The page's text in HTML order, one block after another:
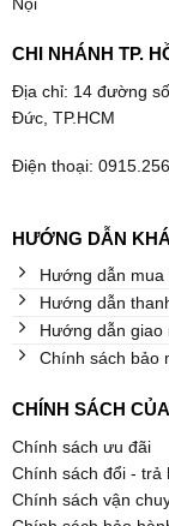
CHI NHÁNH TP.
Địa chỉ: 14 đường
Đức, TP.HCM
Điện thoại:
HƯỚNG DẪN
Hướng dẫn mua
Hướng dẫn
Hướng dẫn giao
Chính sách bảo
CHÍNH SÁCH
Chính sách ưu đãi
Chính sách đổi - trả
Chính sách vận